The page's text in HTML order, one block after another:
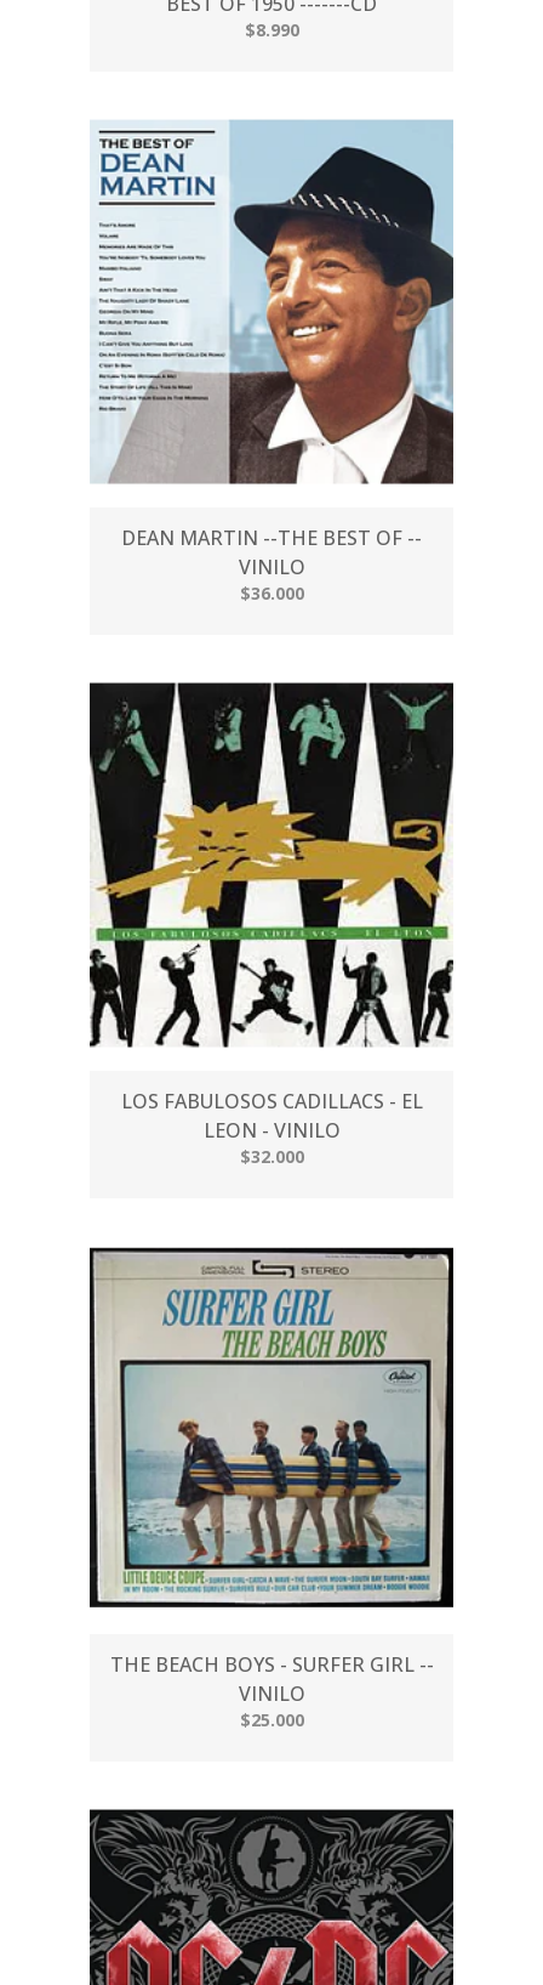
$8.990
DEAN MARTIN --THE BEST OF --
VINILO
$36.000
LOS FABULOSOS CADILLACS - EL
LEON - VINILO
$32.000
THE BEACH BOYS - SURFER GIRL --
VINILO
$25.000